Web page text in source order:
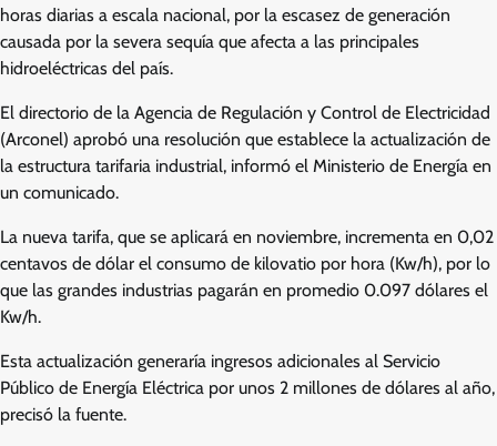
horas diarias a escala nacional, por la escasez de generación
causada por la severa sequía que afecta a las principales
hidroeléctricas del país.
El directorio de la Agencia de Regulación y Control de Electricidad
(Arconel) aprobó una resolución que establece la actualización de
la estructura tarifaria industrial, informó el Ministerio de Energía en
un comunicado.
La nueva tarifa, que se aplicará en noviembre, incrementa en 0,02
centavos de dólar el consumo de kilovatio por hora (Kw/h), por lo
que las grandes industrias pagarán en promedio 0.097 dólares el
Kw/h.
Esta actualización generaría ingresos adicionales al Servicio
Público de Energía Eléctrica por unos 2 millones de dólares al año,
precisó la fuente.